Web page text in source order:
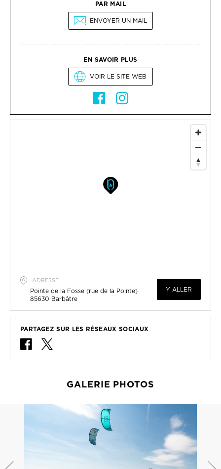
PAR MAIL
ENVOYER UN MAIL
EN SAVOIR PLUS
VOIR LE SITE WEB
ADRESSE
Pointe de la Fosse (rue de la Pointe)
85630 Barbâtre
Y ALLER
PARTAGEZ SUR LES RÉSEAUX SOCIAUX
GALERIE PHOTOS